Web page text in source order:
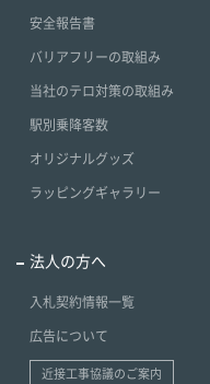
安全報告書
バリアフリーの取組み
当社のテロ対策の取組み
駅別乗降客数
オリジナルグッズ
ラッピングギャラリー
法人の方へ
入札契約情報一覧
広告について
近接工事協議のご案内